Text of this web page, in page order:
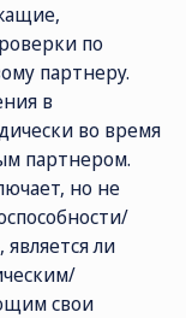
по
партнеру.
в
во время
партнером.
но не
ли
свои